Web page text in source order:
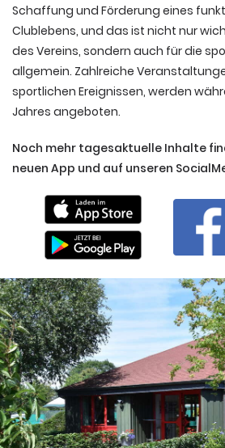
Schaffung und Förderung eines
Clublebens, und das ist nicht nur
des Vereins, sondern auch für die
allgemein. Zahlreiche
sportlichen Ereignissen, werden
Jahres angeboten.
Noch mehr tagesaktuelle Inhalte
neuen App und auf unseren